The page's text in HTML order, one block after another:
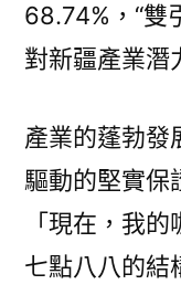
68.74%，“雙
對新疆產業潛
產業的蓬勃發
驅動的堅實保
「現在，我
七點八八的結